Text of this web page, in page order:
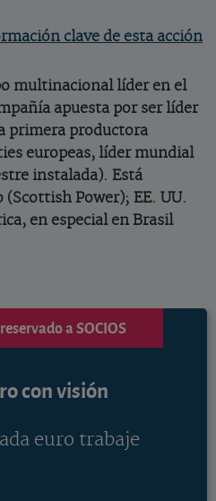
clave de esta acción
multinacional líder en el
apuesta por ser líder
primera productora
europeas, líder mundial
instalada). Está
Power); EE. UU.
en especial en Brasil
a SOCIOS
con visión
euro trabaje